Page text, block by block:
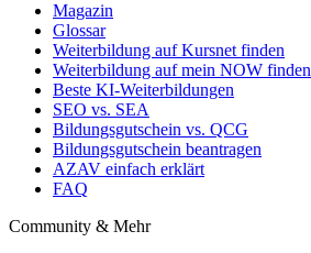
Magazin
Glossar
Weiterbildung auf Kursnet finden
Weiterbildung auf mein NOW finden
Beste KI-Weiterbildungen
SEO vs. SEA
Bildungsgutschein vs. QCG
Bildungsgutschein beantragen
AZAV einfach erklärt
FAQ
Community & Mehr